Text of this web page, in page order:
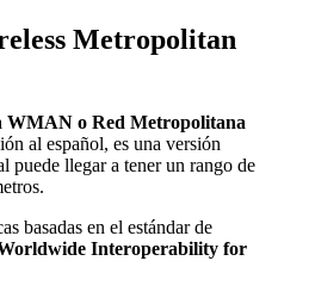
Metropolitan
WMAN o Red Metropolitana
al español, es una versión
puede llegar a tener un rango de
basadas en el estándar de
Interoperability for